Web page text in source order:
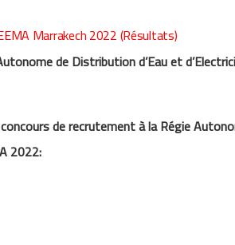
Marrakech 2022 (Résultats)
de Distribution d’Eau et
de recrutement à la Régie
2022: